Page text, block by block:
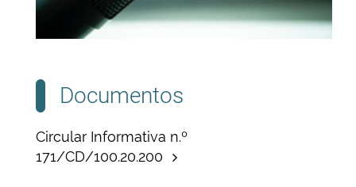
Documentos
Circular Informativa n.º
171/CD/100.20.200